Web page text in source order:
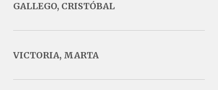
GALLEGO, CRISTÓBAL
VICTORIA, MARTA